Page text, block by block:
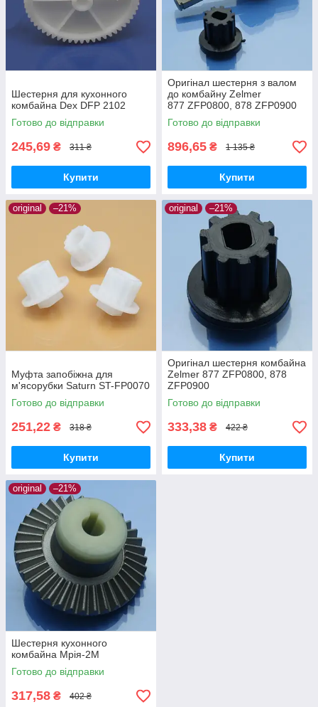
Шестерня для кухонного
комбайна Dex DFP 2102
Готово до відправки
245,69 ₴ 311 ₴
Купити
Оригінал шестерня з валом
до комбайну Zelmer
877 ZFP0800, 878 ZFP0900
Готово до відправки
896,65 ₴ 1 135 ₴
Купити
original –21%
Муфта запобіжна для
м'ясорубки Saturn ST-FP0070
Готово до відправки
251,22 ₴ 318 ₴
Купити
original –21%
Оригінал шестерня комбайна
Zelmer 877 ZFP0800, 878
ZFP0900
Готово до відправки
333,38 ₴ 422 ₴
Купити
original –21%
Шестерня кухонного
комбайна Мрія-2М
Готово до відправки
317,58 ₴ 402 ₴